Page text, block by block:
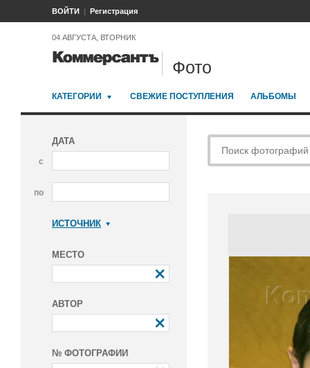
ВОЙТИ Регистрация
04 АВГУСТА, ВТОРНИК
Фото
КАТЕГОРИИ СВЕЖИЕ ПОСТУПЛЕНИЯ АЛЬБОМЫ
ДАТА
с
по
ИСТОЧНИК
МЕСТО
АВТОР
№ ФОТОГРАФИИ